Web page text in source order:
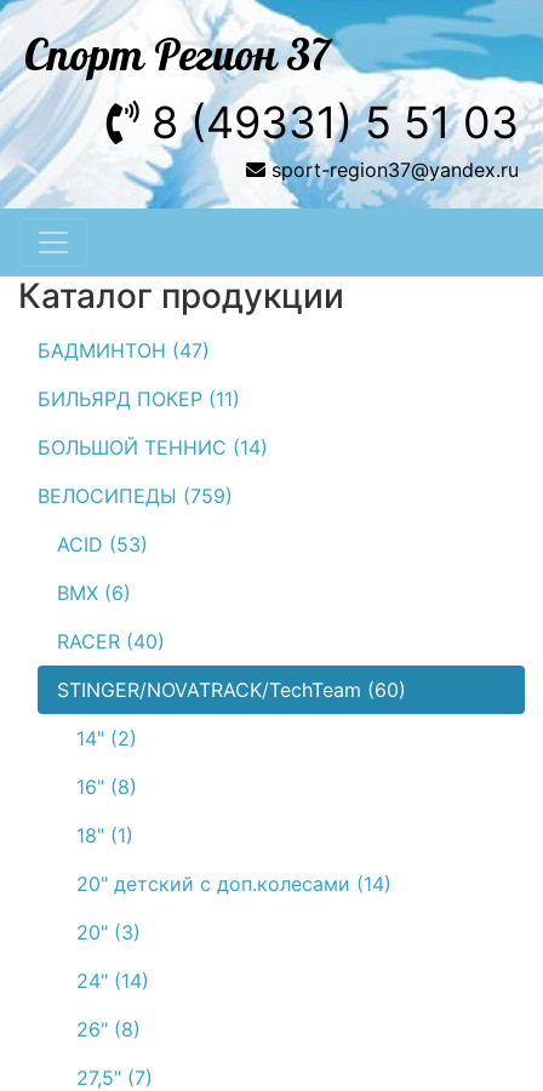
Спорт Регион 37
8 (49331) 5 51 03
sport-region37@yandex.ru
Каталог продукции
БАДМИНТОН (47)
БИЛЬЯРД ПОКЕР (11)
БОЛЬШОЙ ТЕННИС (14)
ВЕЛОСИПЕДЫ (759)
ACID (53)
BMX (6)
RACER (40)
STINGER/NOVATRACK/TechTeam (60)
14" (2)
16" (8)
18" (1)
20" детский с доп.колесами (14)
20" (3)
24" (14)
26" (8)
27,5" (7)